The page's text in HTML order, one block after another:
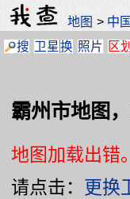
地图 > 中国
搜 卫星换 照片 区划
霸州市地图
地图加载出错。
请点击： 更换